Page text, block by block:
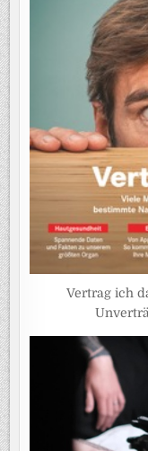
Vertrag ich